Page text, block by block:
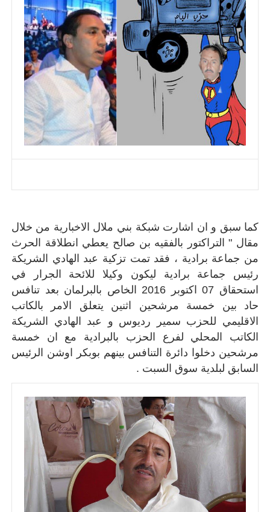
كما سبق و ان اشارت شبكة بني ملال الاخبارية من خلال
مقال " التراكتور بالفقيه بن صالح يعطي انطلاقة الحرث
من جماعة برادية ، فقد تمت تزكية عبد الهادي الشريكة
رئيس جماعة برادية ليكون وكيلا للائحة الجرار في
استحقاق 07 اكتوبر 2016 الخاص بالبرلمان بعد تنافس
حاد بين خمسة مرشحين اثنين يتعلق الامر بالكاتب
الاقليمي للحزب سمير رديوس و عبد الهادي الشريكة
الكاتب المحلي لفرع الحزب بالبرادية مع ان خمسة
مرشحين دخلوا دائرة التنافس بينهم بوبكر اوشن الرئيس
السابق لبلدية سوق السبت .